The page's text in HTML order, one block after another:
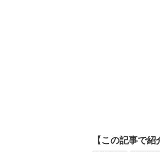
【この記事で紹